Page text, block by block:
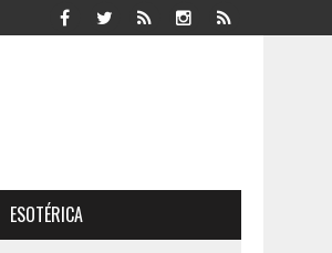
ESOTÉRICA